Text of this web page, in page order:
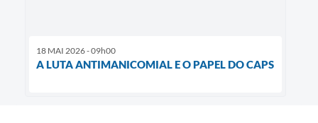
18 MAI 2026 - 09h00
A LUTA ANTIMANICOMIAL E O PAPEL DO CAPS